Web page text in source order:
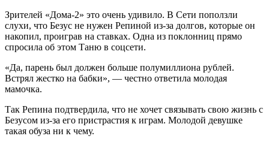
Зрителей «Дома-2» это очень удивило. В Сети поползли
слухи, что Безус не нужен Репиной из-за долгов, которые он
накопил, проиграв на ставках. Одна из поклонниц прямо
спросила об этом Таню в соцсети.
«Да, парень был должен больше полумиллиона рублей.
Встрял жестко на бабки», — честно ответила молодая
мамочка.
Так Репина подтвердила, что не хочет связывать свою жизнь с
Безусом из-за его пристрастия к играм. Молодой девушке
такая обуза ни к чему.